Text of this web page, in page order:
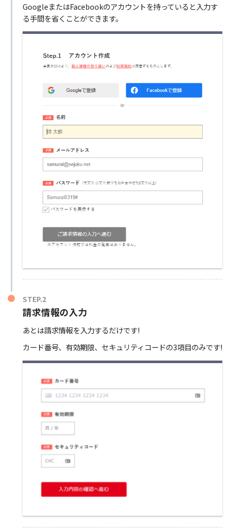
GoogleまたはFacebookのアカウントを持っていると入力す
る手間を省くことができます。
STEP.2
請求情報の入力
あとは請求情報を入力するだけです!
カード番号、有効期限、セキュリティコードの3項目のみです!